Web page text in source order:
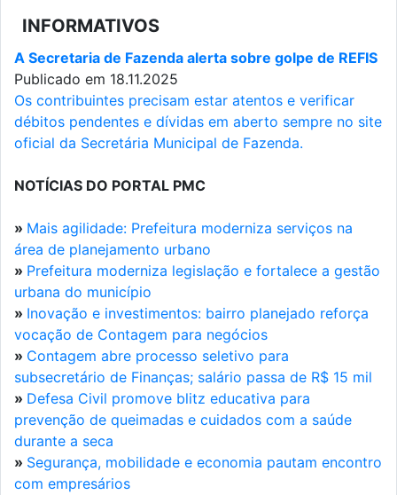
INFORMATIVOS
A Secretaria de Fazenda alerta sobre golpe de REFIS
Publicado em 18.11.2025
Os contribuintes precisam estar atentos e verificar
débitos pendentes e dívidas em aberto sempre no site
oficial da Secretária Municipal de Fazenda.
NOTÍCIAS DO PORTAL PMC
» Mais agilidade: Prefeitura moderniza serviços na
área de planejamento urbano
» Prefeitura moderniza legislação e fortalece a gestão
urbana do município
» Inovação e investimentos: bairro planejado reforça
vocação de Contagem para negócios
» Contagem abre processo seletivo para
subsecretário de Finanças; salário passa de R$ 15 mil
» Defesa Civil promove blitz educativa para
prevenção de queimadas e cuidados com a saúde
durante a seca
» Segurança, mobilidade e economia pautam encontro
com empresários